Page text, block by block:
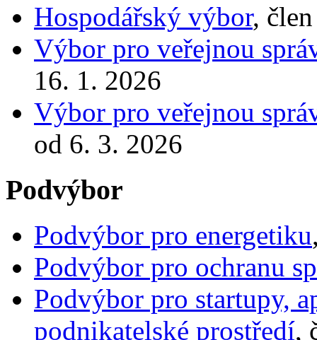
Hospodářský výbor,
Výbor pro veřejnou
16. 1. 2026
Výbor pro veřejnou
od 6. 3. 2026
Podvýbor
Podvýbor pro energetiku
Podvýbor pro ochranu
Podvýbor pro startupy,
podnikatelské prostředí,